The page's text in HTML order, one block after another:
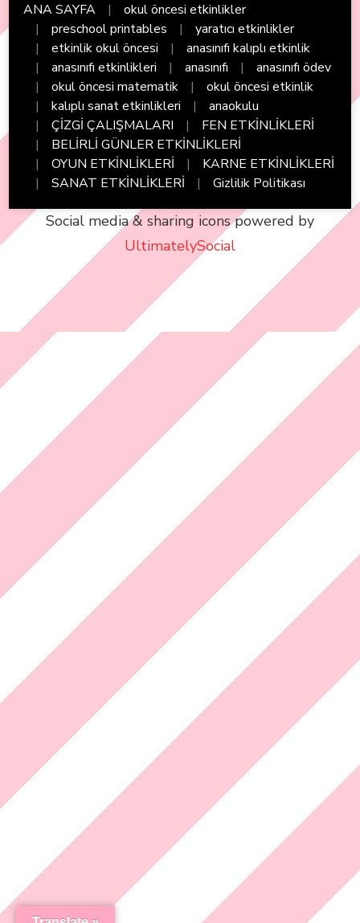
ANA SAYFA
okul öncesi etkinlikler
preschool printables
yaratıcı etkinlikler
etkinlik okul öncesi
anasınıfı kalıplı etkinlik
anasınıfı etkinlikleri
anasınıfı
anasınıfı ödev
okul öncesi matematik
okul öncesi etkinlik
kalıplı sanat etkinlikleri
anaokulu
ÇİZGİ ÇALIŞMALARI
FEN ETKİNLİKLERİ
BELİRLİ GÜNLER ETKİNLİKLERİ
OYUN ETKİNLİKLERİ
KARNE ETKİNLİKLERİ
SANAT ETKİNLİKLERİ
Gizlilik Politikası
Social media & sharing icons powered by
UltimatelySocial